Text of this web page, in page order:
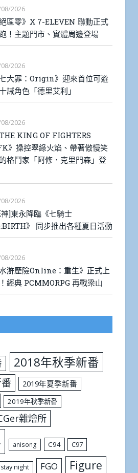
2026
絕區零》X 7-ELEVEN 聯動正式
！主題門市、實體周邊登場
2026
七大罪：Origin》迎來首位可遊
誡角色「德里艾利」
2026
THE KING OF FIGHTERS
》操控翠綠火焰、帶著傲慢笑
格鬥家「阿修．克里門森」登
2026
]東永降臨《七騎士
》 同步推出各種夏日活動
2026
水滸歷險Online：重生》正式上
經典 PCMMORPG 再戰梁山
2018年秋季新番
2019年夏季新番
2019年秋季新番
雜燴所
anisong C94 C97
night FGO Figure